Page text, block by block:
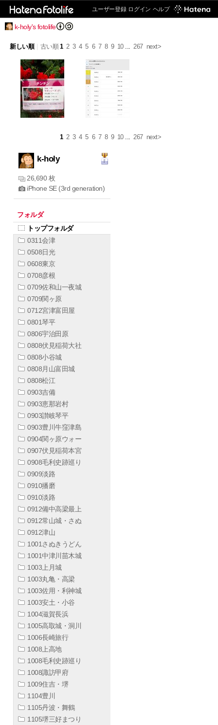
ユーザー登録 ログイン ヘルプ
k-holy's fotolife
1 2 3 4 5 6 7 8 9 10... 267 next>
新しい順 古い順
1 2 3 4 5 6 7 8 9 10... 267 next>
k-holy
26,690 枚
iPhone SE (3rd generation)
フォルダ
トップフォルダ
0311会津
0508日光
0608東京
0708彦根
0709佐和山一夜城
0709関ヶ原
0712宮津富田屋
0801琴平
0806宇治田原
0808伏見稲荷大社
0808小谷城
0808月山富田城
0808松江
0903吉備
0903恵那岩村
0903讃岐琴平
0903豊川牛窪津島
0904関ヶ原ウォー
0907伏見稲荷本宮
0908毛利史跡巡り
0909淡路
0910播磨
0910淡路
0912備中高梁最上
0912常山城・さぬ
0912津山
1001さぬきうどん
1001中津川苗木城
1003上月城
1003丸亀・高梁
1003佐用・利神城
1003安土・小谷
1004滋賀長浜
1005高取城・洞川
1006長崎旅行
1008上高地
1008毛利史跡巡り
1008諏訪甲府
1009住吉・堺
1104豊川
1105丹波・舞鶴
1105堺三好まつり